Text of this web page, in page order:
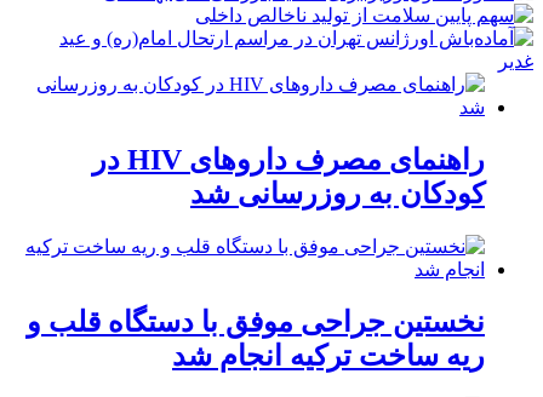
راهنمای مصرف داروهای HIV در
کودکان به روزرسانی شد
نخستین جراحی موفق با دستگاه قلب و
ریه ساخت ترکیه انجام شد